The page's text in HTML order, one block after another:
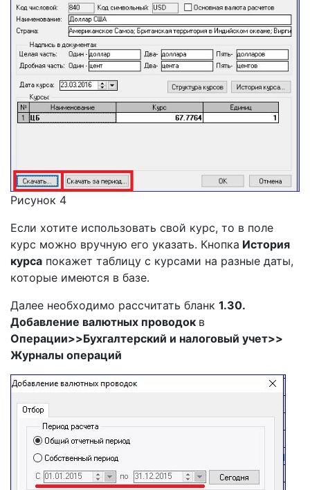
Рисунок 4
Если хотите использовать свой курс, то в поле
курс можно вручную его указать. Кнопка История
курса покажет таблицу с курсами на разные даты,
которые имеются в базе.
Далее необходимо рассчитать бланк 1.30.
Добавление валютных проводок в
Операции>>Бухгалтерский и налоговый учет>>
Журналы операций